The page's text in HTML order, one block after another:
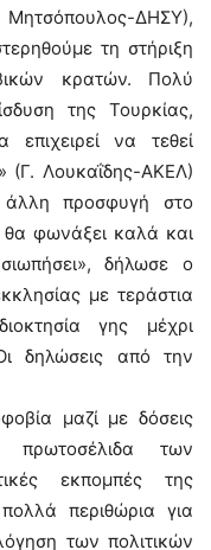
Μητσόπουλος-ΔΗΣΥ),
τη στήριξη
κρατών. Πολύ
της Τουρκίας,
να τεθεί
(Γ. Λουκαΐδης-ΑΚΕΛ)
προσφυγή στο
θα φωνάξει καλά και
δήλωσε ο
με τεράστια
γης μέχρι
δηλώσεις από την
μαζί με δόσεις
πρωτοσέλιδα των
εκπομπές της
περιθώρια για
των πολιτικών